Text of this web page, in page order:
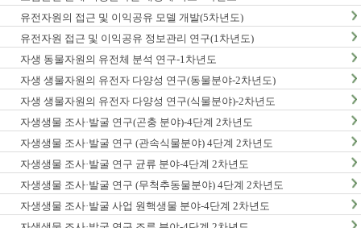
유전자원의 접근 및 이익공유 모델 개발(5차년도)
유전자원 접근 및 이익공유 정보관리 연구(1차년도)
자생 동물자원의 유전체 분석 연구-1차년도
자생 생물자원의 유전자 다양성 연구(동물분야-2차년도)
자생 생물자원의 유전자 다양성 연구(식물분야)-2차년도
자생생물 조사·발굴 연구(곤충 분야)-4단계 2차년도
자생생물 조사·발굴 연구 (관속식물분야) 4단계 2차년도
자생생물 조사·발굴 연구 균류 분야-4단계 2차년도
자생생물 조사·발굴 연구 (무척추동물분야) 4단계 2차년도
자생생물 조사·발굴 사업 원핵생물 분야-4단계 2차년도